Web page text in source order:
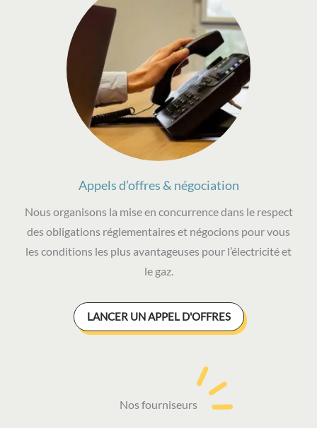
Appels d’offres & négociation
Nous organisons la mise en concurrence dans le respect
des obligations réglementaires et négocions pour vous
les conditions les plus avantageuses pour l’électricité et
le gaz.
LANCER UN APPEL D'OFFRES
Nos fourniseurs